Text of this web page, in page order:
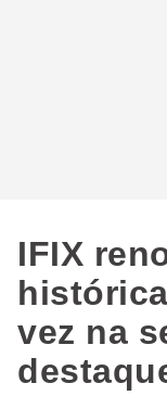
IFIX
vez na